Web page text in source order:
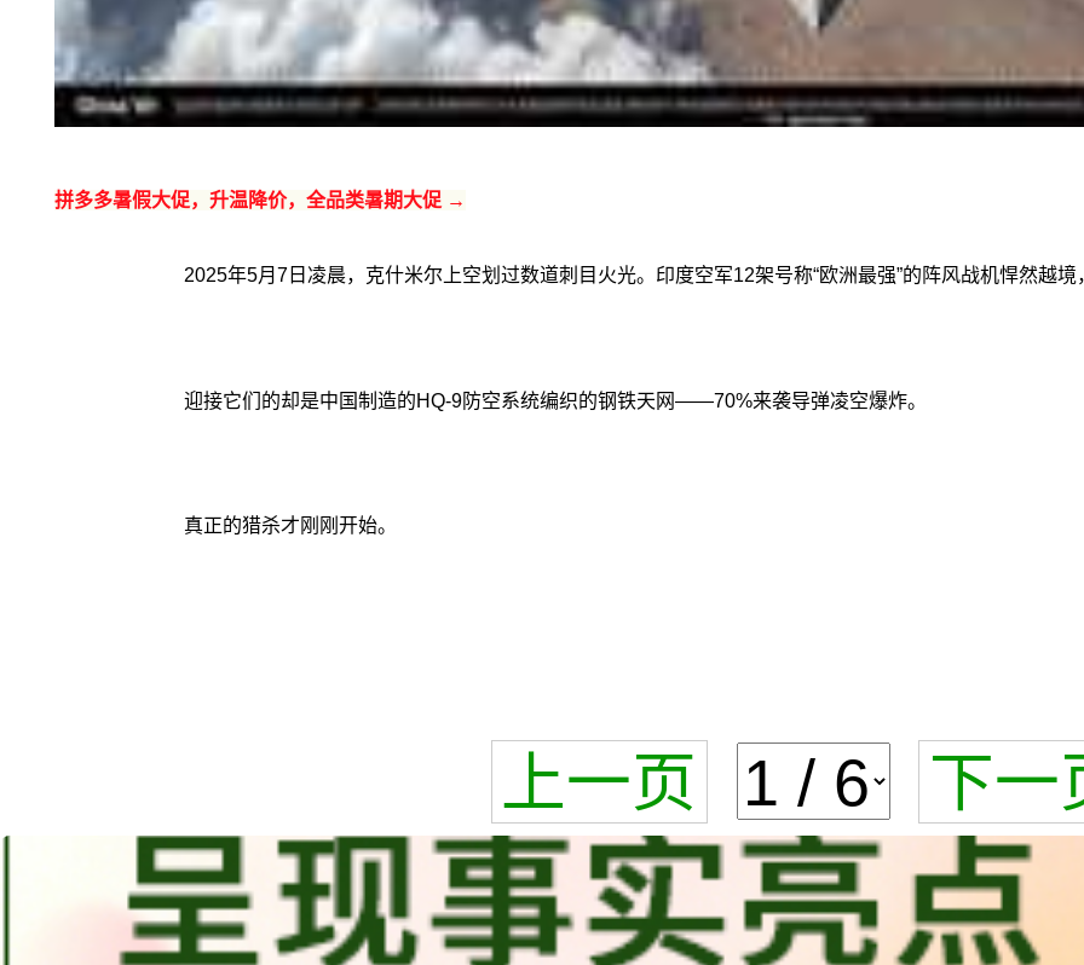
拼多多暑假大促，升温降价，全品类暑期大促 →
2025年5月7日凌晨，克什米尔上空划过数道刺目火光。印度空军12架号称“欧洲最强”的阵风战机悍然越
迎接它们的却是中国制造的HQ-9防空系统编织的钢铁天网——70%来袭导弹凌空爆炸。
真正的猎杀才刚刚开始。
上一页 下一